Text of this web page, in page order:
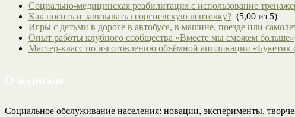
Социально-медицинская реабилитация с использование
Как носить и завязывать георгиевскую ленточку? (5,00 из 5)
Игры с детьми в дороге в автобусе, в машине, поезде или
Опыт работы клубного сообщества «Вместе мы сможем больше»
Мастер-класс по изготовлению объёмной аппликации «Букетик
Социальное обслуживание населения: новации, эксперименты,